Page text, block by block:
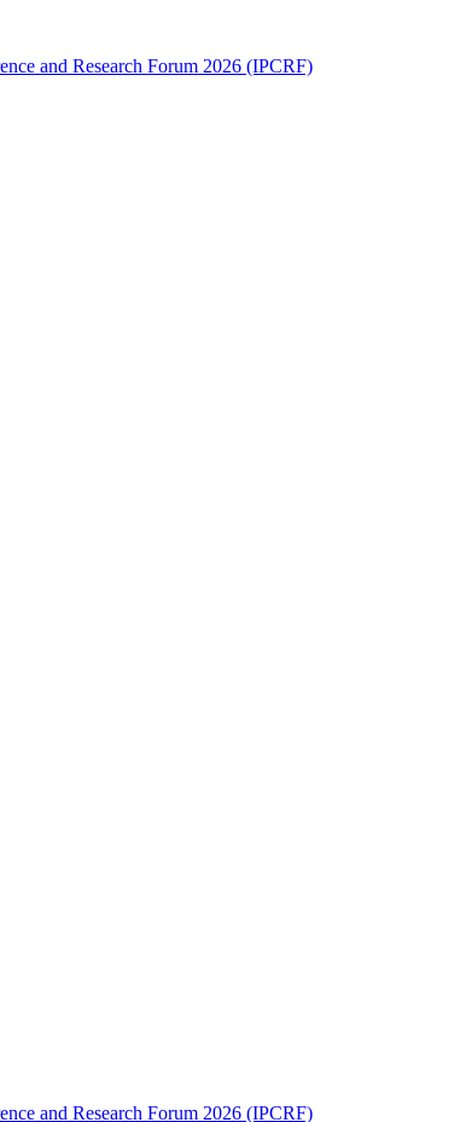
and Research Forum 2026 (IPCRF)
and Research Forum 2026 (IPCRF)